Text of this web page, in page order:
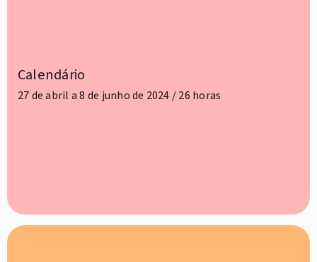
Calendário
27 de abril a 8 de junho de 2024 / 26 horas